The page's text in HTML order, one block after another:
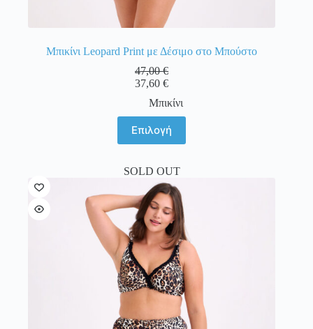
Μπικίνι Leopard Print με Δέσιμο στο Μπούστο
47,00€
37,60€
Μπικίνι
Επιλογή
το
προϊόν
πολλαπλές
παραλλαγές.
Οι
επιλογές
μπορούν
να
επιλεγούν
στη
σελίδα
του
προϊόντος
SOLD OUT